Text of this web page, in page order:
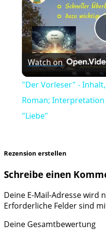
Watch on
"Der Vorleser" -
Roman;
"Liebe"
Rezension erstellen
Schreibe einen
Deine E-Mail-Adresse wird
Erforderliche Felder sind
Deine Gesamtbewertung